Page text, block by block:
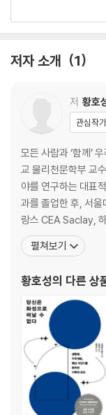
2부 암흑물질, 우주를
공룡이 멸망한 게 암흑
▶ Q&A 묻고 답하기
3부 암흑에너지, 우주
빅뱅, 그리고 팽창하는
암흑에너지의 정체를
마침내 무대로 등장한
‘제5원소’의 정체를 밝
▶ Q&A 묻고 답하기
4부 우주의 재발견, 암
우주를 연구하는 단 하
광활한 어둠을 탐험하
▶ Q&A 묻고 답하기
나가는 글_ 나와 우주
저자 소개 1
저 황호
관심작
모든 사람과 ‘함께’
교 물리천문학부 교
야를 연구하는 대표
과를 졸업한 후, 서
랑스 CEA Saclay,
Smithsonian
연구원 등 국내외 유
문학회 ‘젊은 천문학자
펼쳐보기
황호성의 다른 상